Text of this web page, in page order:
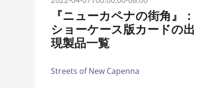
『ニューカペナの街角』：
ショーケース版カードの出
現製品一覧
Streets of New Capenna